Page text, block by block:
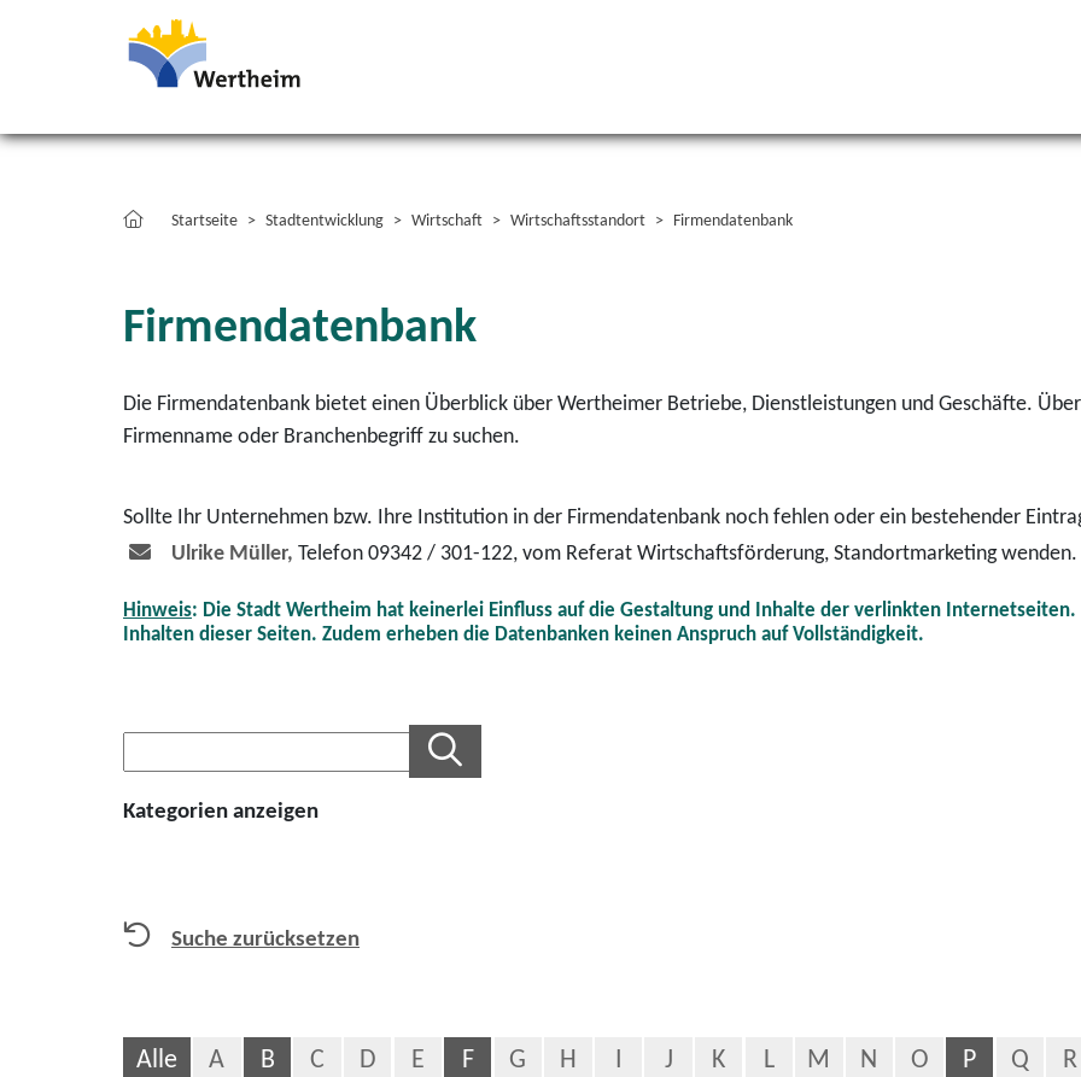
Startseite Stadtentwicklung Wirtschaft Wirtschaftsstandort Firmendatenbank
Firmendatenbank
Die Firmendatenbank bietet einen Überblick über Wertheimer Betriebe, Dienstleistungen und Geschäfte.
Firmenname oder Branchenbegriff zu suchen.
Sollte Ihr Unternehmen bzw. Ihre Institution in der Firmendatenbank noch fehlen oder ein bestehender
Ulrike Müller, Telefon 09342 / 301-122, vom Referat Wirtschaftsförderung, Standortmarketing wenden.
Hinweis: Die Stadt Wertheim hat keinerlei Einfluss auf die Gestaltung und Inhalte der verlinkten
Inhalten dieser Seiten. Zudem erheben die Datenbanken keinen Anspruch auf Vollständigkeit.
Kategorien anzeigen
Suche zurücksetzen
Alle A B C D E F G H J K L M N O P Q R